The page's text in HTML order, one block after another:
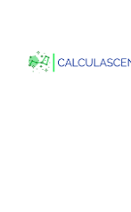
contenu